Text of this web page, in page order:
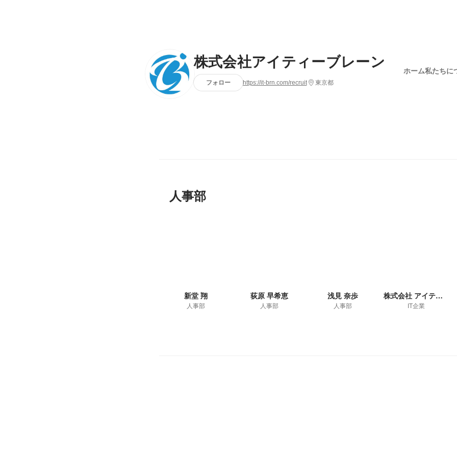
株式会社アイティーブレーン
フォロー https://it-brn.com/recruit 東京都
ホーム私たちに
人事部
新堂 翔
人事部
荻原 早希恵
人事部
浅見 奈歩
人事部
株式会社 アイティーブレーン人事部
IT企業